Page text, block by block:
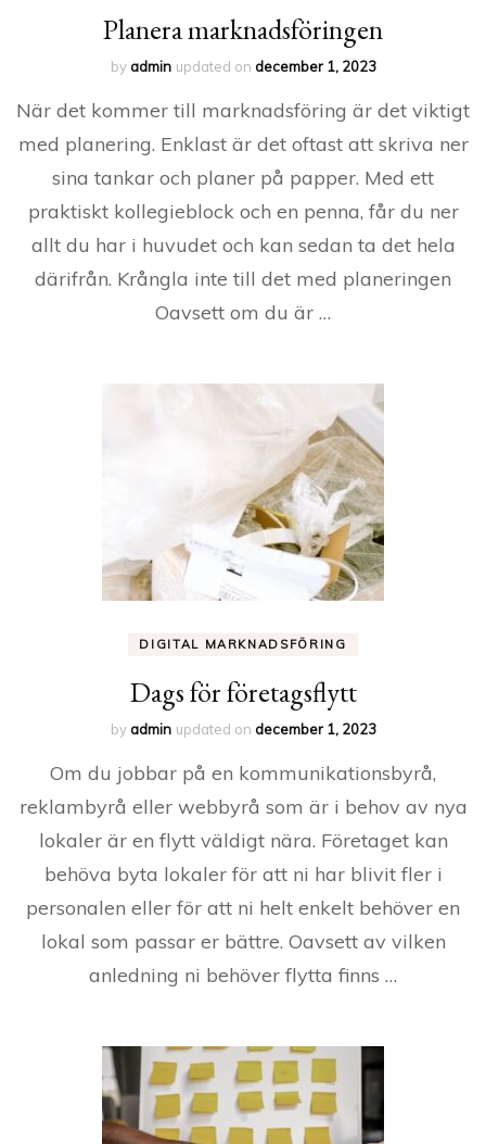
Planera marknadsföringen
byadmin updated on december 1, 2023
När det kommer till marknadsföring är det viktigt
med planering. Enklast är det oftast att skriva ner
sina tankar och planer på papper. Med ett
praktiskt kollegieblock och en penna, får du ner
allt du har i huvudet och kan sedan ta det hela
därifrån. Krångla inte till det med planeringen
Oavsett om du är …
DIGITAL MARKNADSFÖRING
Dags för företagsflytt
byadmin updated on december 1, 2023
Om du jobbar på en kommunikationsbyrå,
reklambyrå eller webbyrå som är i behov av nya
lokaler är en flytt väldigt nära. Företaget kan
behöva byta lokaler för att ni har blivit fler i
personalen eller för att ni helt enkelt behöver en
lokal som passar er bättre. Oavsett av vilken
anledning ni behöver flytta finns …